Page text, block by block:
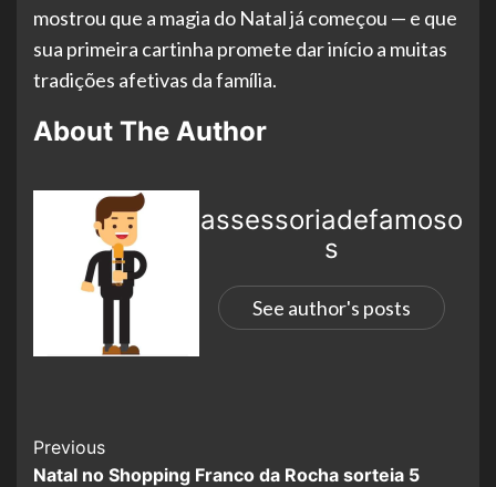
mostrou que a magia do Natal já começou — e que
sua primeira cartinha promete dar início a muitas
tradições afetivas da família.
About The Author
assessoriadefamoso
s
See author's posts
Previous
Natal no Shopping Franco da Rocha sorteia 5